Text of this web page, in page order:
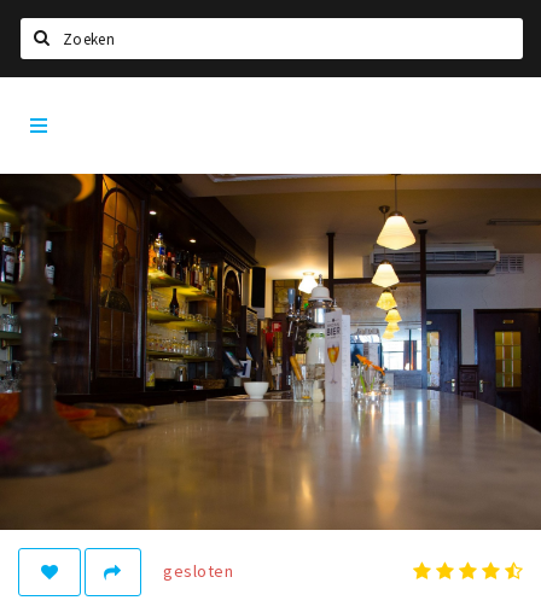
Home
Agenda
Bioscoopagenda
Deals
Nieuws
Leuke tips & trends
Interviews
Drinken
Recreatief
gesloten